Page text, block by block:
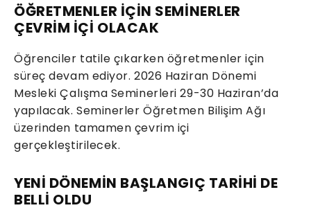
ÖĞRETMENLER İÇİN SEMİNERLER
ÇEVRİM İÇİ OLACAK
Öğrenciler tatile çıkarken öğretmenler için
süreç devam ediyor. 2026 Haziran Dönemi
Mesleki Çalışma Seminerleri 29-30 Haziran’da
yapılacak. Seminerler Öğretmen Bilişim Ağı
üzerinden tamamen çevrim içi
gerçekleştirilecek.
YENİ DÖNEMİN BAŞLANGIÇ TARİHİ DE
BELLİ OLDU